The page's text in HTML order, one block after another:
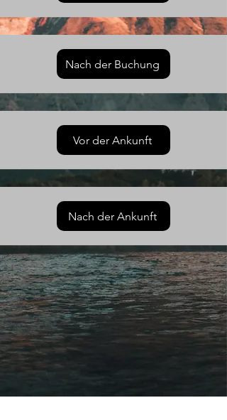
Nach der Buchung
Vor der Ankunft
Nach der Ankunft